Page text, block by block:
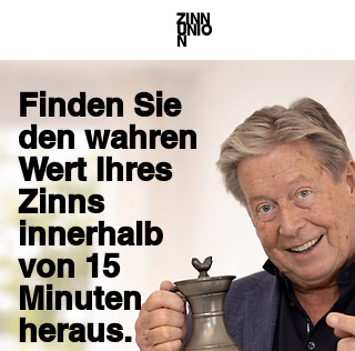
ZINN
UNIO
N
Finden Sie
den wahren
Wert Ihres
Zinns
innerhalb
von 15
Minuten
heraus.